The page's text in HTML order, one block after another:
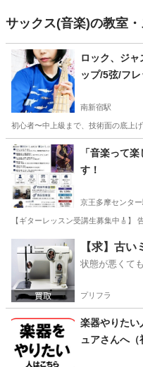
サックス(音楽)の教室
ロック、ジ
ップ/5弦/フ
南新宿駅
初心者〜中上級まで、技術面の底上
東京 渋谷区 南新宿駅
「音楽って
す！
京王多摩センター
【ギターレッスン受講生募集中🎸】
東京 多摩市 京王多摩センタ
【求】古
状態が悪くて
プリフラ
楽器やりたい
ュアさんへ（